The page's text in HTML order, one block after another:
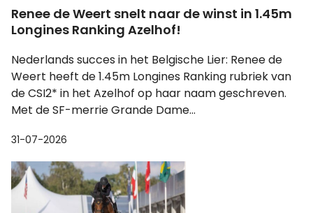
Renee de Weert snelt naar de winst in 1.45m
Longines Ranking Azelhof!
Nederlands succes in het Belgische Lier: Renee de
Weert heeft de 1.45m Longines Ranking rubriek van
de CSI2* in het Azelhof op haar naam geschreven.
Met de SF-merrie Grande Dame...
31-07-2026